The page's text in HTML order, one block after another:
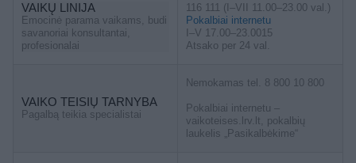
VAIKŲ LINIJA
Emocinė parama vaikams, budi
savanoriai konsultantai,
profesionalai
116 111 (I–VII 11.00–23.00 val.)
Pokalbiai internetu
I–V 17.00–23.0015
Atsako per 24 val.
VAIKO TEISIŲ TARNYBA
Pagalbą teikia specialistai
Nemokamas tel. 8 800 10 800
Pokalbiai internetu –
vaikoteises.lrv.lt, pokalbių
laukelis „Pasikalbėkime“